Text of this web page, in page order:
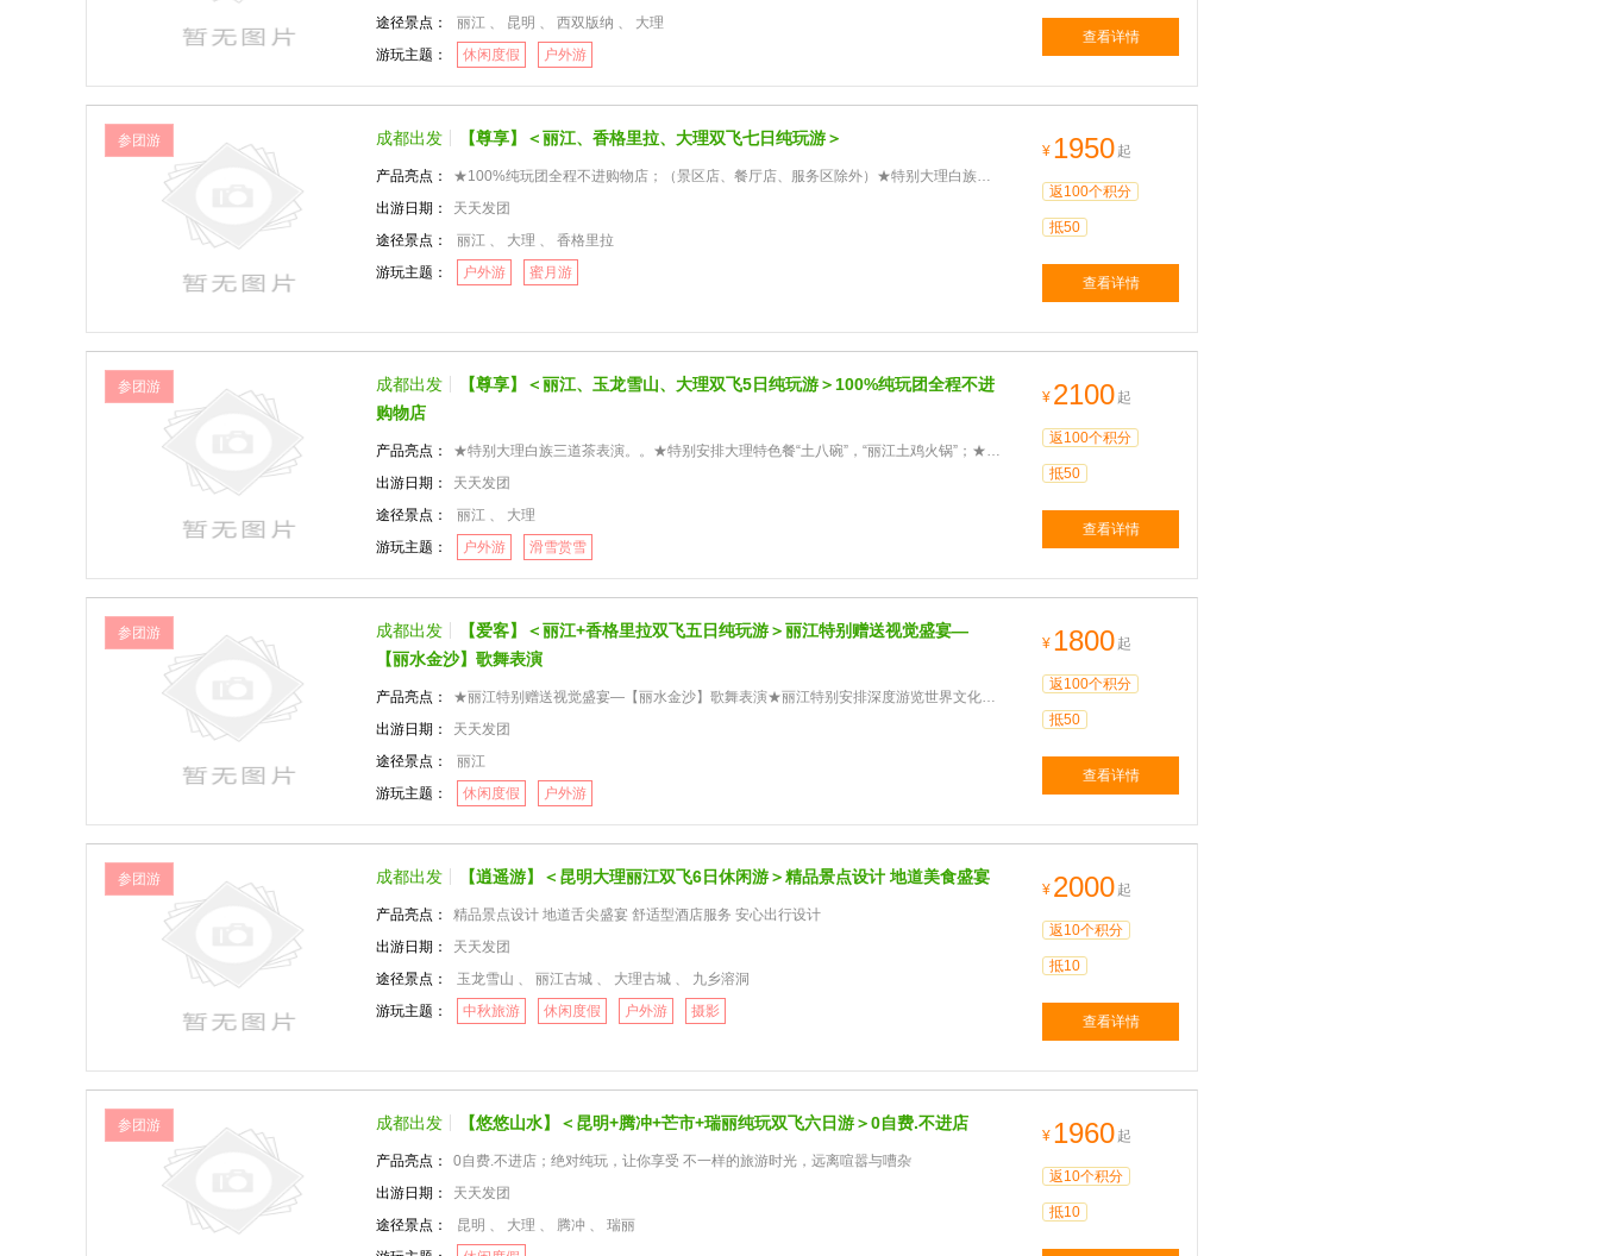
途径景点：
丽江 、 昆明 、 西双版纳 、 大理
游玩主题：
休闲度假 户外游
查看详情
参团游 成都出发 【尊享】＜丽江、香格里拉、大理双飞七日纯玩游＞
产品亮点：
★100%纯玩团全程不进购物店；（景区店、餐厅店、服务区除外）★特别大理白族三道茶表演。香格里拉藏民家访歌舞表演、丽水金沙歌
出游日期：
天天发团
途径景点：
丽江 、 大理 、 香格里拉
游玩主题：
户外游 蜜月游
¥ 1950 起
返100个积分
抵50
查看详情
参团游 成都出发
【尊享】＜丽江、玉龙雪山、大理双飞5日纯玩游＞100%纯玩团全程不进
购物店
产品亮点：
★特别大理白族三道茶表演。。★特别安排大理特色餐“土八碗”，“丽江土鸡火锅”；★免费提供自行车环洱海骑行。★特别赠送‘丽
出游日期：
天天发团
途径景点：
丽江 、 大理
游玩主题：
户外游 滑雪赏雪
¥ 2100 起
返100个积分
抵50
查看详情
参团游 成都出发
【爱客】＜丽江+香格里拉双飞五日纯玩游＞丽江特别赠送视觉盛宴—
【丽水金沙】歌舞表演
产品亮点：
★丽江特别赠送视觉盛宴—【丽水金沙】歌舞表演★丽江特别安排深度游览世界文化遗产-束河古镇★藏民家访价值260元---土司宴
出游日期：
天天发团
途径景点：
丽江
游玩主题：
休闲度假 户外游
¥ 1800 起
返100个积分
抵50
查看详情
参团游 成都出发 【逍遥游】＜昆明大理丽江双飞6日休闲游＞精品景点设计 地道美食盛宴
产品亮点：
精品景点设计 地道舌尖盛宴 舒适型酒店服务 安心出行设计
出游日期：
天天发团
途径景点：
玉龙雪山 、 丽江古城 、 大理古城 、 九乡溶洞
游玩主题：
中秋旅游 休闲度假 户外游 摄影
¥ 2000 起
返10个积分
抵10
查看详情
参团游 成都出发 【悠悠山水】＜昆明+腾冲+芒市+瑞丽纯玩双飞六日游＞0自费.不进店
产品亮点：
0自费.不进店；绝对纯玩，让你享受 不一样的旅游时光，远离喧嚣与嘈杂
出游日期：
天天发团
途径景点：
昆明 、 大理 、 腾冲 、 瑞丽
¥ 1960 起
返10个积分
抵10